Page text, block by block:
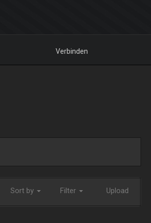
Verbinden
Sort by Filter Upload